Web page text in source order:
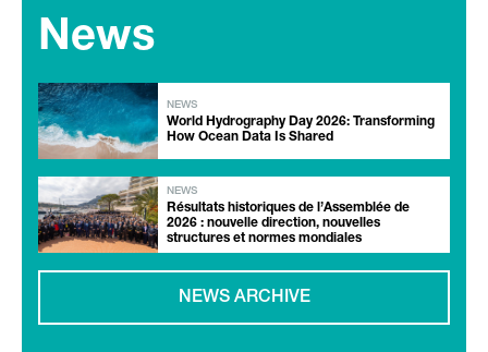
News
NEWS
World Hydrography Day 2026: Transforming
How Ocean Data Is Shared
NEWS
Résultats historiques de l’Assemblée de
2026 : nouvelle direction, nouvelles
structures et normes mondiales
NEWS ARCHIVE